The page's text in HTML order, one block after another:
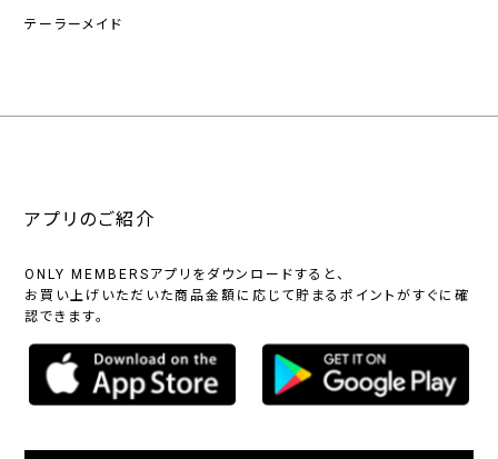
テーラーメイド
アプリのご紹介
ONLY MEMBERSアプリをダウンロードすると、
お買い上げいただいた商品金額に応じて貯まるポイントがすぐに確
認できます。